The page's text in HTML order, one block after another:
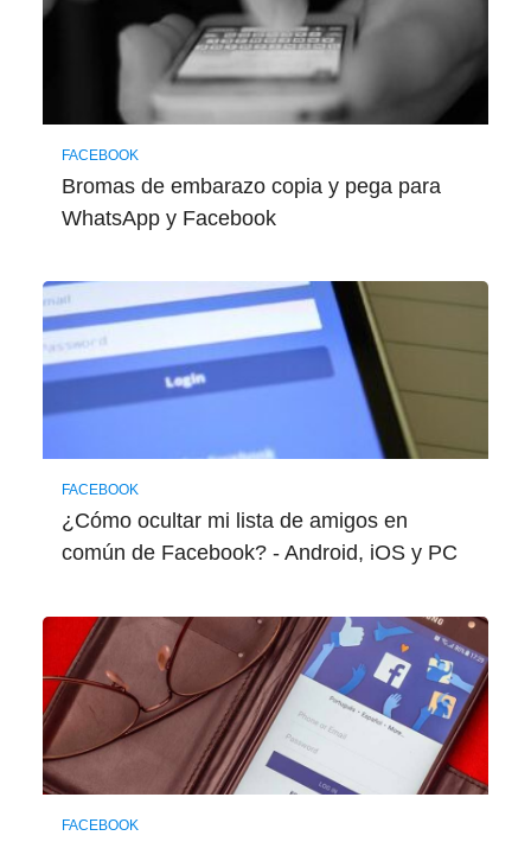
FACEBOOK
Bromas de embarazo copia y pega para
WhatsApp y Facebook
FACEBOOK
¿Cómo ocultar mi lista de amigos en
común de Facebook? - Android, iOS y PC
FACEBOOK